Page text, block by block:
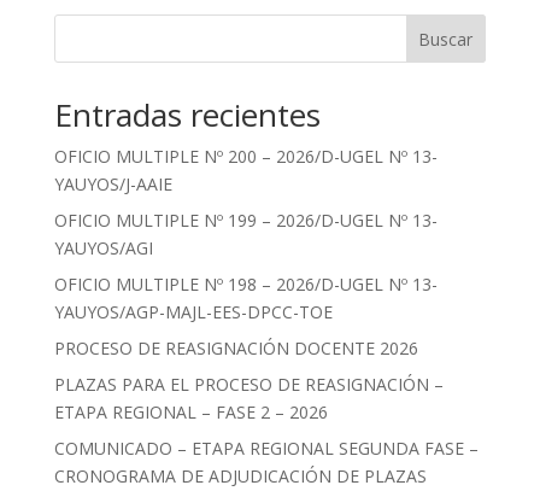
Buscar
Entradas recientes
OFICIO MULTIPLE Nº 200 – 2026/D-UGEL Nº 13-
YAUYOS/J-AAIE
OFICIO MULTIPLE Nº 199 – 2026/D-UGEL Nº 13-
YAUYOS/AGI
OFICIO MULTIPLE Nº 198 – 2026/D-UGEL Nº 13-
YAUYOS/AGP-MAJL-EES-DPCC-TOE
PROCESO DE REASIGNACIÓN DOCENTE 2026
PLAZAS PARA EL PROCESO DE REASIGNACIÓN –
ETAPA REGIONAL – FASE 2 – 2026
COMUNICADO – ETAPA REGIONAL SEGUNDA FASE –
CRONOGRAMA DE ADJUDICACIÓN DE PLAZAS